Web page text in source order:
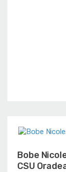
Bobe
CSU